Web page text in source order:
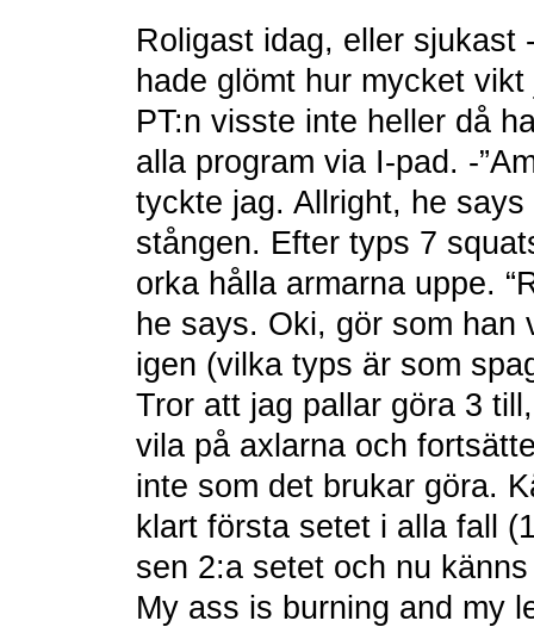
Roligast idag, eller sjukast
hade glömt hur mycket
PT:n visste inte heller då
alla program via I-pad. -
tyckte jag. Allright, he
stången. Efter typs 7
orka hålla armarna uppe.
he says. Oki, gör som han
igen (vilka typs är som
Tror att jag pallar göra 3
vila på axlarna och
inte som det brukar göra.
klart första setet i alla fall
sen 2:a setet och nu
My ass is burning and my